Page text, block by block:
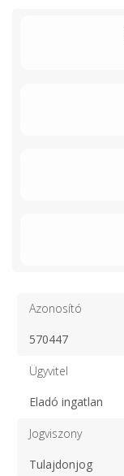
Azonosító
570447
Ügyvitel
Eladó ingatlan
Jogviszony
Tulajdonjog